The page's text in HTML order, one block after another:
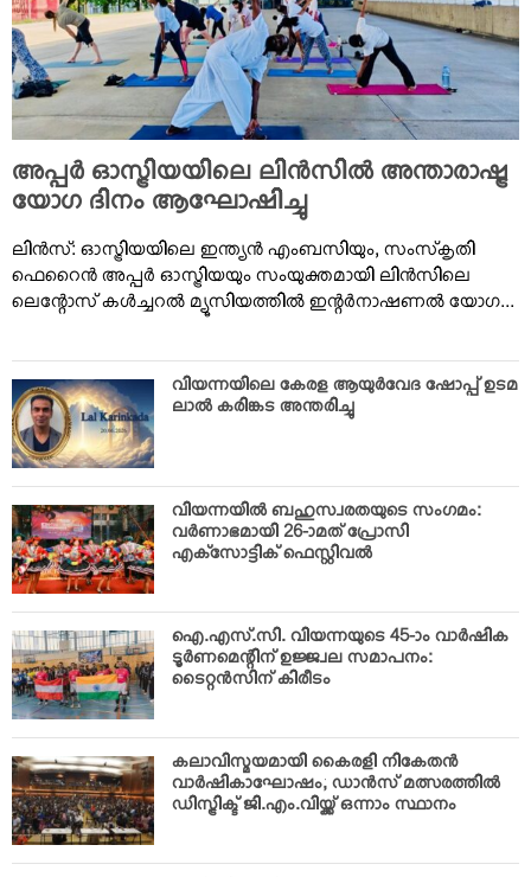
VIDEOS
YOUR SAY
COOKERY
KARSHAKAN
TOURS & TRAVEL
GREETINGS
OBITUARY
അപ്പര്‍ ഓസ്ട്രിയയിലെ ലിന്‍സില്‍ അന്താരാഷ്ട്ര
യോഗ ദിനം ആഘോഷിച്ചു
ലിന്‍സ്: ഓസ്ട്രിയയിലെ ഇന്ത്യന്‍ എംബസിയും, സംസ്‌കൃതി
ഫെറൈന്‍ അപ്പര്‍ ഓസ്ട്രിയയും സംയുക്തമായി ലിന്‍സിലെ
ലെന്റോസ് കള്‍ച്ചറല്‍ മ്യൂസിയത്തില്‍ ഇന്റര്‍നാഷണല്‍ യോഗ...
വിയന്നയിലെ കേരള ആയുര്‍വേദ ഷോപ്പ് ഉടമ
ലാല്‍ കരിങ്കട അന്തരിച്ചു
വിയന്നയില്‍ ബഹുസ്വരതയുടെ സംഗമം:
വര്‍ണാഭമായി 26-ാമത് പ്രോസി
എക്‌സോട്ടിക് ഫെസ്റ്റിവല്‍
ഐ.എസ്.സി. വിയന്നയുടെ 45-ാം വാര്‍ഷിക
ടൂര്‍ണമെന്റിന് ഉജ്ജ്വല സമാപനം:
ടൈറ്റന്‍സിന് കിരീടം
കലാവിസ്മയമായി കൈരളി നികേതന്‍
വാര്‍ഷികാഘോഷം; ഡാന്‍സ് മത്സരത്തില്‍
ഡിസ്ട്രിക്ട് ജി.എം.വിയ്ക്ക് ഒന്നാം സ്ഥാനം